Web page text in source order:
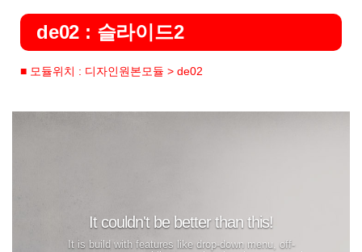
de02 : 슬라이드2
■ 모듈위치 : 디자인원본모듈 > de02